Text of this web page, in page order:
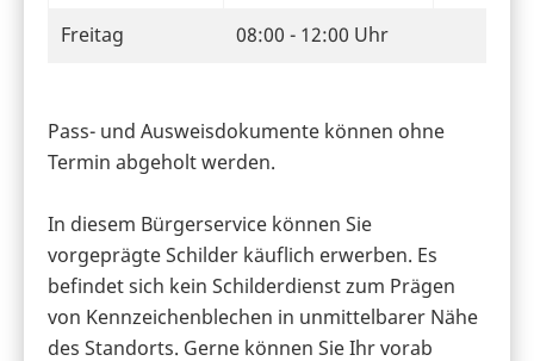
Freitag 08:00 - 12:00 Uhr
Pass- und Ausweisdokumente können ohne
Termin abgeholt werden.
In diesem Bürgerservice können Sie
vorgeprägte Schilder käuflich erwerben. Es
befindet sich kein Schilderdienst zum Prägen
von Kennzeichenblechen in unmittelbarer Nähe
des Standorts. Gerne können Sie Ihr vorab